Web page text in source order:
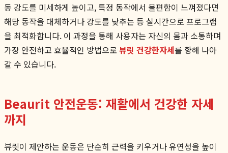
동 강도를 미세하게 높이고, 특정 동작에서 불편함이 느껴졌다면
해당 동작을 대체하거나 강도를 낮추는 등 실시간으로 프로그램
을 최적화합니다. 이 과정을 통해 사용자는 자신의 몸과 소통하며
가장 안전하고 효율적인 방법으로 뷰릿 건강한자세를 향해 나아
갈 수 있습니다.
Beaurit 안전운동: 재활에서 건강한 자세
까지
뷰릿이 제안하는 운동은 단순히 근력을 키우거나 유연성을 높이